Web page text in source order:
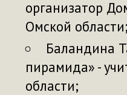
организатор
Омской
Баландина
пирамида» -
области;